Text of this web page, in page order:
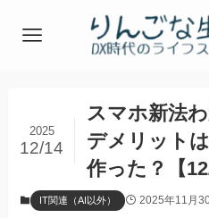
スマホ新法
デメリット
作った？【
2025
12/14
IT関連（AI以外） 2025年11月